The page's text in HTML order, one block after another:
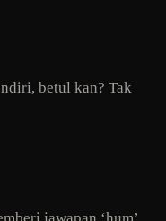
betul kan? Tak